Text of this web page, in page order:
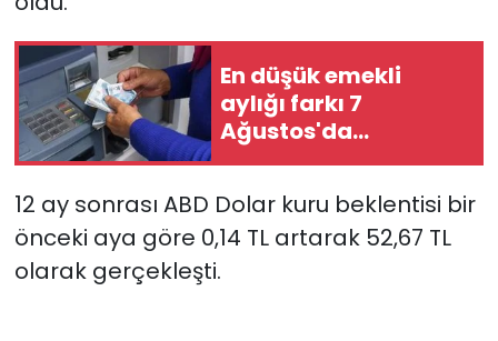
En düşük emekli
aylığı farkı 7
Ağustos'da
hesaplara
12 ay sonrası ABD Dolar kuru beklentisi bir
önceki aya göre 0,14 TL artarak 52,67 TL
olarak gerçekleşti.